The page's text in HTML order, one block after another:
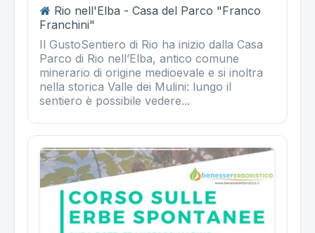
Rio nell'Elba - Casa del Parco "Franco
Franchini"
Il GustoSentiero di Rio ha inizio dalla Casa
Parco di Rio nell’Elba, antico comune
minerario di origine medioevale e si inoltra
nella storica Valle dei Mulini: lungo il
sentiero è possibile vedere...